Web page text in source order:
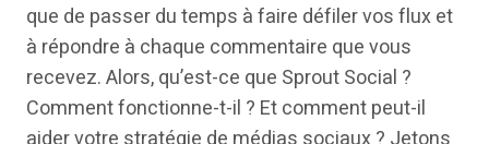
que de passer du temps à faire défiler vos flux et
à répondre à chaque commentaire que vous
recevez. Alors, qu’est-ce que Sprout Social ?
Comment fonctionne-t-il ? Et comment peut-il